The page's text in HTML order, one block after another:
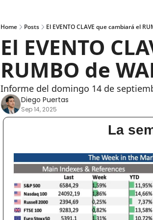
Home Posts El EVENTO CLAVE que cambiará el
El EVENTO
RUMBO de
Informe del domingo 14 de
Diego Puertas
Sep 14, 2025
La